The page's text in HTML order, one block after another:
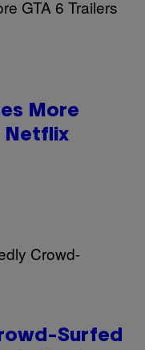
More
Netflix
Surfed